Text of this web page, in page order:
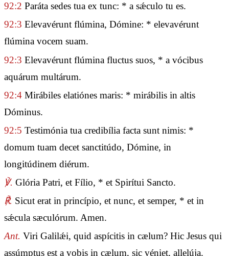
92:2 Paráta sedes tua ex tunc: * a sǽculo tu es.
92:3 Elevavérunt flúmina, Dómine: * elevavérunt
flúmina vocem suam.
92:3 Elevavérunt flúmina fluctus suos, * a vócibus
aquárum multárum.
92:4 Mirábiles elatiónes maris: * mirábilis in altis
Dóminus.
92:5 Testimónia tua credibília facta sunt nimis: *
domum tuam decet sanctitúdo, Dómine, in
longitúdinem diérum.
℣. Glória Patri, et Fílio, * et Spirítui Sancto.
℟. Sicut erat in princípio, et nunc, et semper, * et in
sǽcula sæculórum. Amen.
Ant. Viri Galilǽi, quid aspícitis in cælum? Hic Jesus qui
assúmptus est a vobis in cælum, sic véniet, allelúja.